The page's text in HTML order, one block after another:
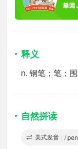
释义
n. 钢笔；笔；
自然拼读
美式发音 | /